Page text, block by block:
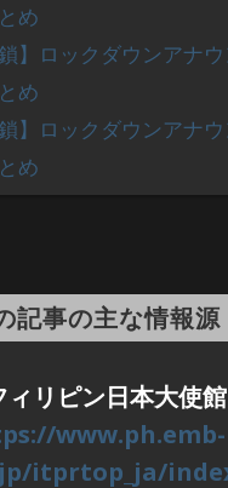
め
】ロックダウンアナ
め
】ロックダウンアナ
め
記事の主な情報源
ィリピン日本大使館
www.ph.emb-
itprtop_ja/